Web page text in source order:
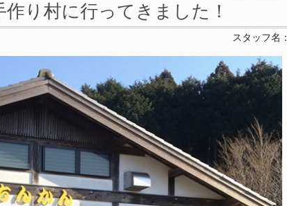
り村に行ってきました！
スタッフ名：